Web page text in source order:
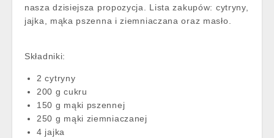
nasza dzisiejsza propozycja. Lista zakupów: cytryny,
jajka, mąka pszenna i ziemniaczana oraz masło.
Składniki:
2 cytryny
200 g cukru
150 g mąki pszennej
250 g mąki ziemniaczanej
4 jajka